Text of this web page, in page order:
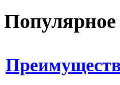
Популярное